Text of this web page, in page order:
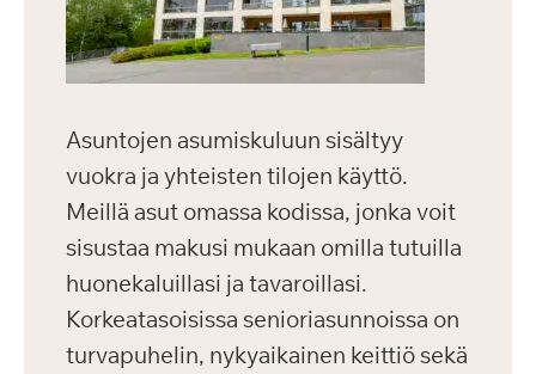
Asuntojen asumiskuluun sisältyy
vuokra ja yhteisten tilojen käyttö.
Meillä asut omassa kodissa, jonka voit
sisustaa makusi mukaan omilla tutuilla
huonekaluillasi ja tavaroillasi.
Korkeatasoisissa senioriasunnoissa on
turvapuhelin, nykyaikainen keittiö sekä